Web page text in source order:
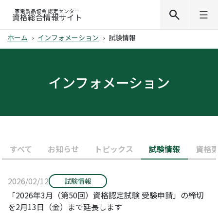
家電製品協会 認定センター
資格総合情報サイト
ホーム インフォメーション 試験情報
インフォメーション
すべて お知らせ トピックス 試験情報 資格
2026/02/12 試験情報
「2026年3月（第50回）資格認定試験 受験申請」の締切
を2月13日（金）まで延長します